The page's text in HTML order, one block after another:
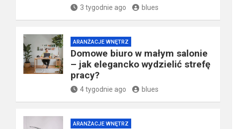
3 tygodnie ago blues
ARANŻACJE WNĘTRZ
Domowe biuro w małym salonie
– jak elegancko wydzielić strefę
pracy?
4 tygodnie ago blues
ARANŻACJE WNĘTRZ